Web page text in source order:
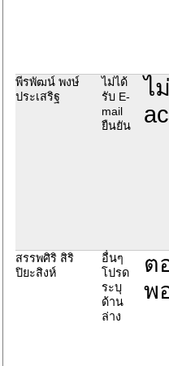
พีรพัฒน์ พงษ์
ประเสริฐ
ไม่ได้
รับ E-
mail
ยืนยัน
ไ
สรรพศิริ สิริ
ปิยะสิงห์
อื่นๆ
โปรด
ระบุ
ด้าน
ล่าง
ต
พ